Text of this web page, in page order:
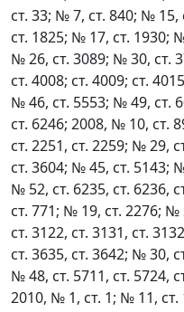
ст. 33; № 7, ст. 840; № 15,
ст. 1825; № 17, ст. 1930;
№ 26, ст. 3089; № 30, ст.
ст. 4008; ст. 4009; ст.
№ 46, ст. 5553; № 49, ст.
ст. 6246; 2008, № 10, ст.
ст. 2251, ст. 2259; № 29,
ст. 3604; № 45, ст. 5143;
№ 52, ст. 6235, ст. 6236,
ст. 771; № 19, ст. 2276; №
ст. 3122, ст. 3131, ст.
ст. 3635, ст. 3642; № 30,
№ 48, ст. 5711, ст. 5724,
2010, № 1, ст. 1; № 11, ст.